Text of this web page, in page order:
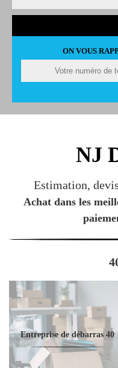
ON VOUS
NJ
Estimation,
Achat dans les
Entreprise de débarras 40